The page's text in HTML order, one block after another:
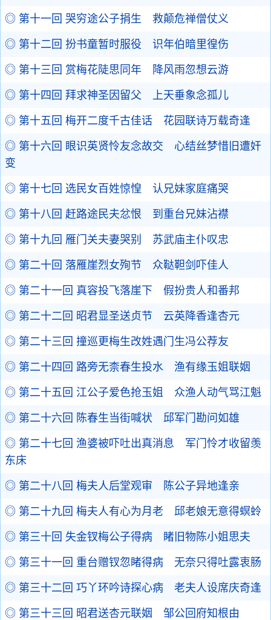
◎ 第十一回 哭穷途公子捐生 救颠危禅僧仗义
◎ 第十二回 扮书童暂时服役 识年伯暗里徨伤
◎ 第十三回 赏梅花陡思同年 降风雨忽想云游
◎ 第十四回 拜求神圣因留父 上天垂象念孤儿
◎ 第十五回 梅开二度千古佳话 花园联诗万载奇逢
◎ 第十六回 眼识英贤怜友念故交 心结丝梦惜旧遭奸
变
◎ 第十七回 选民女百姓惊惶 认兄妹家庭痛哭
◎ 第十八回 赶路途民夫忿恨 到重台兄妹沾襟
◎ 第十九回 雁门关夫妻哭别 苏武庙主仆叹忠
◎ 第二十回 落雁崖烈女殉节 众鞑靼剑吓佳人
◎ 第二十一回 真容投飞落崖下 假扮贵人和番邦
◎ 第二十二回 昭君显圣送贞节 云英降香逢杏元
◎ 第二十三回 撞巡更梅生改姓遇门生冯公荐友
◎ 第二十四回 路旁无柰春生投水 渔有缘玉姐联姻
◎ 第二十五回 江公子爱色抢玉姐 众渔人动气骂江魁
◎ 第二十六回 陈春生当街喊状 邱军门勘问如雄
◎ 第二十七回 渔婆被吓吐出真消息 军门怜才收留羡
东床
◎ 第二十八回 梅夫人后堂观审 陈公子异地逢亲
◎ 第二十九回 梅夫人有心为月老 邱老娘无意得螟蛉
◎ 第三十回 失金钗梅公子得病 睹旧物陈小姐思夫
◎ 第三十一回 重台赠钗忽睹得病 无奈只得吐露衷肠
◎ 第三十二回 巧丫环吟诗探心病 老夫人设席庆奇逢
◎ 第三十三回 昭君送杏元联姻 邹公回府知根由